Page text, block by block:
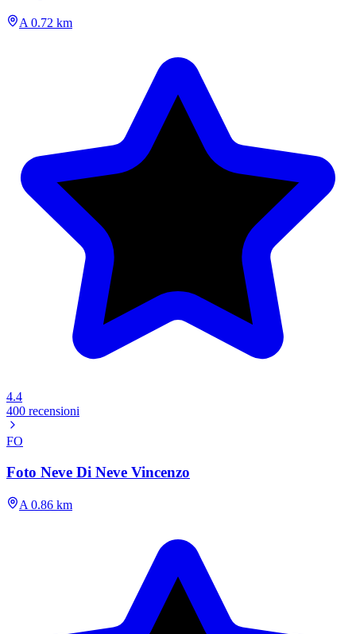
A 0.72 km
4.4
400 recensioni
FO
Foto Neve Di Neve Vincenzo
A 0.86 km